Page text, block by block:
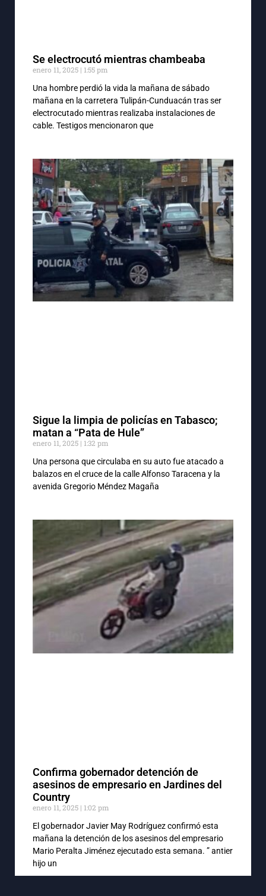
Se electrocutó mientras chambeaba
enero 11, 2025
1:55 pm
Una hombre perdió la vida la mañana de sábado
mañana en la carretera Tulipán-Cunduacán tras ser
electrocutado mientras realizaba instalaciones de
cable. Testigos mencionaron que
Sigue la limpia de policías en Tabasco;
matan a “Pata de Hule”
enero 11, 2025
1:32 pm
Una persona que circulaba en su auto fue atacado a
balazos en el cruce de la calle Alfonso Taracena y la
avenida Gregorio Méndez Magaña
Confirma gobernador detención de
asesinos de empresario en Jardines del
Country
enero 11, 2025
1:02 pm
El gobernador Javier May Rodríguez confirmó esta
mañana la detención de los asesinos del empresario
Mario Peralta Jiménez ejecutado esta semana. ” antier
hijo un